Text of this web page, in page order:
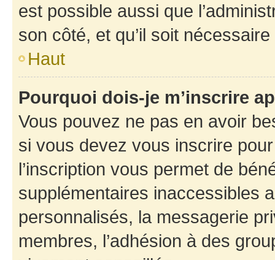
est possible aussi que
son côté, et qu’il soit
Haut
Pourquoi dois-je m’inscrire
Vous pouvez ne pas en avoir
si vous devez vous inscrire
l’inscription vous permet de
supplémentaires inaccessibles
personnalisés, la messagerie
membres, l’adhésion à des